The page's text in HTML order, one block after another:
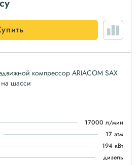
компрессор ARIACOM SAX
на шасси
17000 л/мин
17 атм
194 кВт
дизель